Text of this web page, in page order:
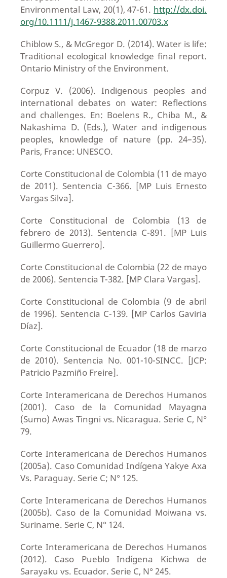
Environmental Law, 20(1), 47-61. http://dx.doi.
org/10.1111/j.1467-9388.2011.00703.x
Chiblow S., & McGregor D. (2014). Water is life:
Traditional ecological knowledge final report.
Ontario Ministry of the Environment.
Corpuz V. (2006). Indigenous peoples and
international debates on water: Reflections
and challenges. En: Boelens R., Chiba M., &
Nakashima D. (Eds.), Water and indigenous
peoples, knowledge of nature (pp. 24–35).
Paris, France: UNESCO.
Corte Constitucional de Colombia (11 de mayo
de 2011). Sentencia C-366. [MP Luis Ernesto
Vargas Silva].
Corte Constitucional de Colombia (13 de
febrero de 2013). Sentencia C-891. [MP Luis
Guillermo Guerrero].
Corte Constitucional de Colombia (22 de mayo
de 2006). Sentencia T-382. [MP Clara Vargas].
Corte Constitucional de Colombia (9 de abril
de 1996). Sentencia C-139. [MP Carlos Gaviria
Díaz].
Corte Constitucional de Ecuador (18 de marzo
de 2010). Sentencia No. 001-10-SINCC. [JCP:
Patricio Pazmiño Freire].
Corte Interamericana de Derechos Humanos
(2001). Caso de la Comunidad Mayagna
(Sumo) Awas Tingni vs. Nicaragua. Serie C, N°
79.
Corte Interamericana de Derechos Humanos
(2005a). Caso Comunidad Indígena Yakye Axa
Vs. Paraguay. Serie C; N° 125.
Corte Interamericana de Derechos Humanos
(2005b). Caso de la Comunidad Moiwana vs.
Suriname. Serie C, N° 124.
Corte Interamericana de Derechos Humanos
(2012). Caso Pueblo Indígena Kichwa de
Sarayaku vs. Ecuador. Serie C, N° 245.